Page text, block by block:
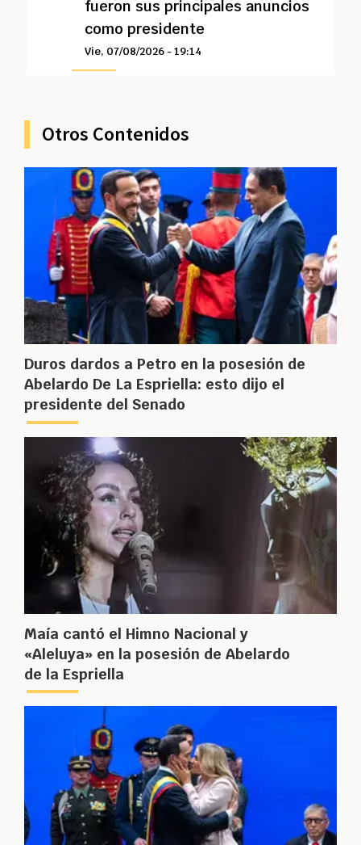
fueron sus principales anuncios
como presidente
Vie, 07/08/2026 - 19:14
Otros Contenidos
Duros dardos a Petro en la posesión de
Abelardo De La Espriella: esto dijo el
presidente del Senado
Maía cantó el Himno Nacional y
«Aleluya» en la posesión de Abelardo
de la Espriella